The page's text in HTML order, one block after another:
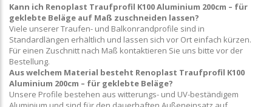
Kann ich Renoplast Traufprofil K100 Aluminium 200cm – für
geklebte Beläge auf Maß zuschneiden lassen?
Viele unserer Traufen- und Balkonrandprofile sind in
Standardlängen erhältlich und lassen sich vor Ort einfach kürzen.
Für einen Zuschnitt nach Maß kontaktieren Sie uns bitte vor der
Bestellung.
Aus welchem Material besteht Renoplast Traufprofil K100
Aluminium 200cm – für geklebte Beläge?
Unsere Profile bestehen aus witterungs- und UV-beständigem